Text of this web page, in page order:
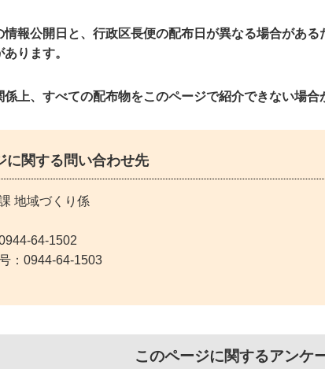
情報公開日と、行政区長便の配布日が異なる場合があ
ります。
係上、すべての配布物をこのページで紹介できない場合
に関する問い合わせ先
地域づくり係
64-1502
：0944-64-1503
このページに関するアンケ